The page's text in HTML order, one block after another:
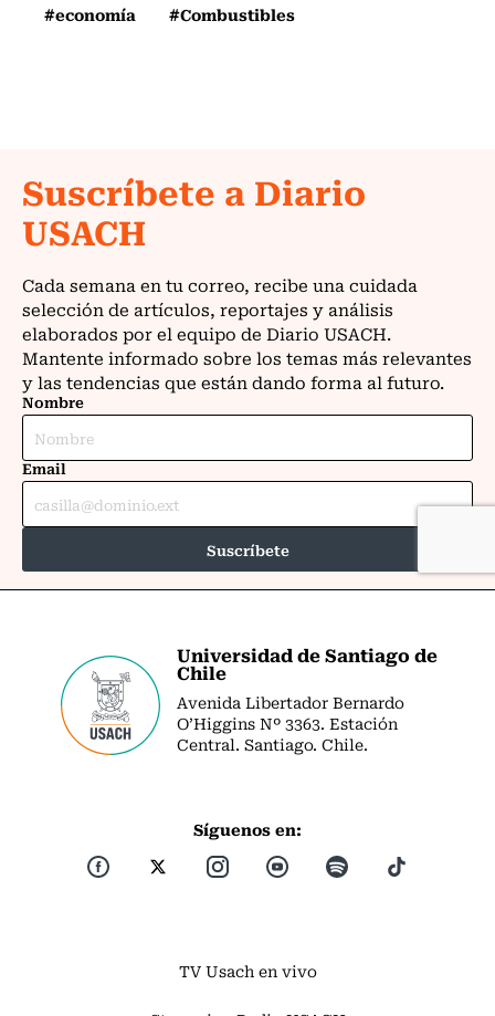
#economía #Combustibles
Universidad de Santiago de
Chile
Avenida Libertador Bernardo
O’Higgins Nº 3363. Estación
Central. Santiago. Chile.
Síguenos en:
TV Usach en vivo